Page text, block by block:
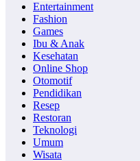
Entertainment
Fashion
Games
Ibu & Anak
Kesehatan
Online Shop
Otomotif
Pendidikan
Resep
Restoran
Teknologi
Umum
Wisata